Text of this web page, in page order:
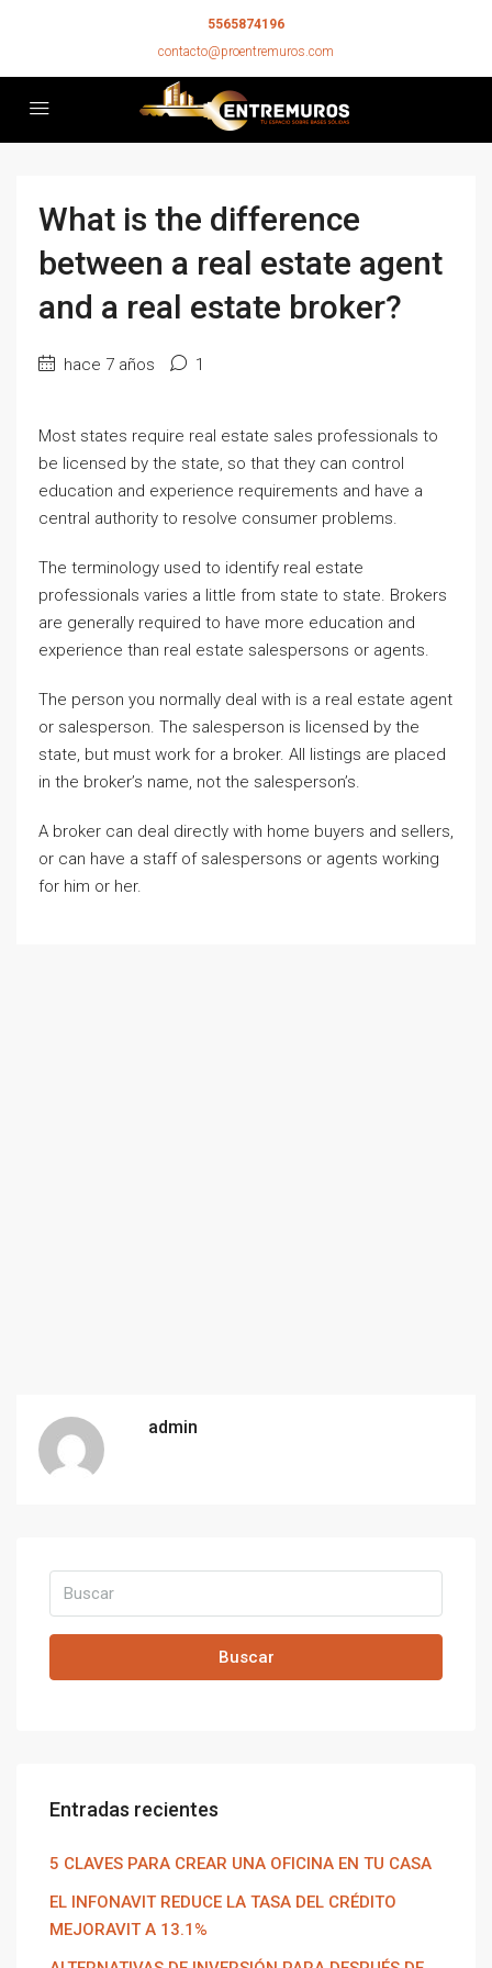
5565874196
contacto@proentremuros.com
What is the difference
between a real estate agent
and a real estate broker?
hace 7 años 1
Most states require real estate sales professionals to
be licensed by the state, so that they can control
education and experience requirements and have a
central authority to resolve consumer problems.
The terminology used to identify real estate
professionals varies a little from state to state. Brokers
are generally required to have more education and
experience than real estate salespersons or agents.
The person you normally deal with is a real estate agent
or salesperson. The salesperson is licensed by the
state, but must work for a broker. All listings are placed
in the broker’s name, not the salesperson’s.
A broker can deal directly with home buyers and sellers,
or can have a staff of salespersons or agents working
for him or her.
admin
Buscar
Entradas recientes
5 CLAVES PARA CREAR UNA OFICINA EN TU CASA
EL INFONAVIT REDUCE LA TASA DEL CRÉDITO
MEJORAVIT A 13.1%